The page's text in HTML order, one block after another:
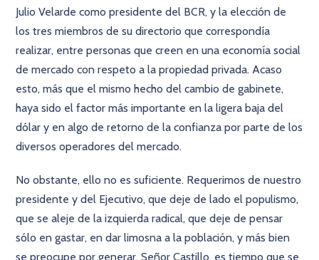
Julio Velarde como presidente del BCR, y la elección de
los tres miembros de su directorio que correspondía
realizar, entre personas que creen en una economía social
de mercado con respeto a la propiedad privada. Acaso
esto, más que el mismo hecho del cambio de gabinete,
haya sido el factor más importante en la ligera baja del
dólar y en algo de retorno de la confianza por parte de los
diversos operadores del mercado.
No obstante, ello no es suficiente. Requerimos de nuestro
presidente y del Ejecutivo, que deje de lado el populismo,
que se aleje de la izquierda radical, que deje de pensar
sólo en gastar, en dar limosna a la población, y más bien
se preocupe por generar. Señor Castillo, es tiempo que se